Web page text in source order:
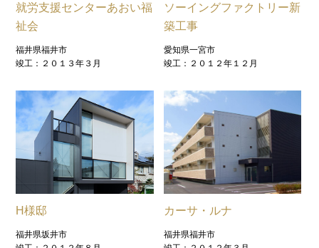
就労支援センターあおい福
祉会
福井県福井市
竣工：２０１３年３月
ソーイングファクトリー新
築工事
愛知県一宮市
竣工：２０１２年１２月
H様邸
福井県坂井市
カーサ・ルナ
福井県福井市